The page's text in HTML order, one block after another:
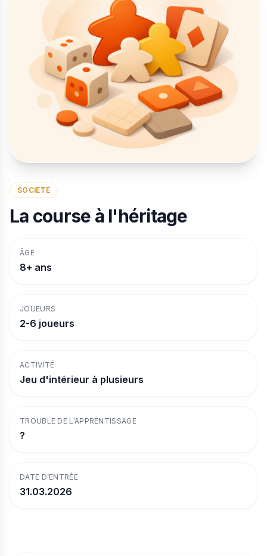
SOCIETE
La course à l'héritage
ÂGE
8+ ans
JOUEURS
2-6 joueurs
ACTIVITÉ
Jeu d'intérieur à plusieurs
TROUBLE DE L’APPRENTISSAGE
?
DATE D’ENTRÉE
31.03.2026